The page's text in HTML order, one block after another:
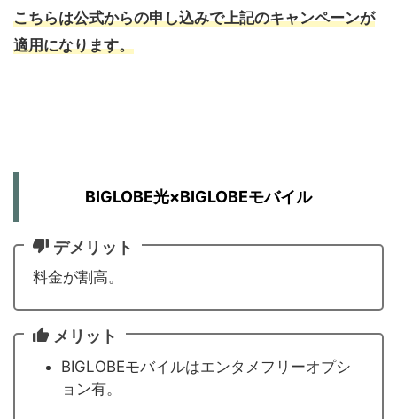
こちらは公式からの申し込みで上記のキャンペーンが
適用になります。
BIGLOBE光×BIGLOBEモバイル
デメリット
料金が割高。
メリット
BIGLOBEモバイルはエンタメフリーオプシ
ョン有。